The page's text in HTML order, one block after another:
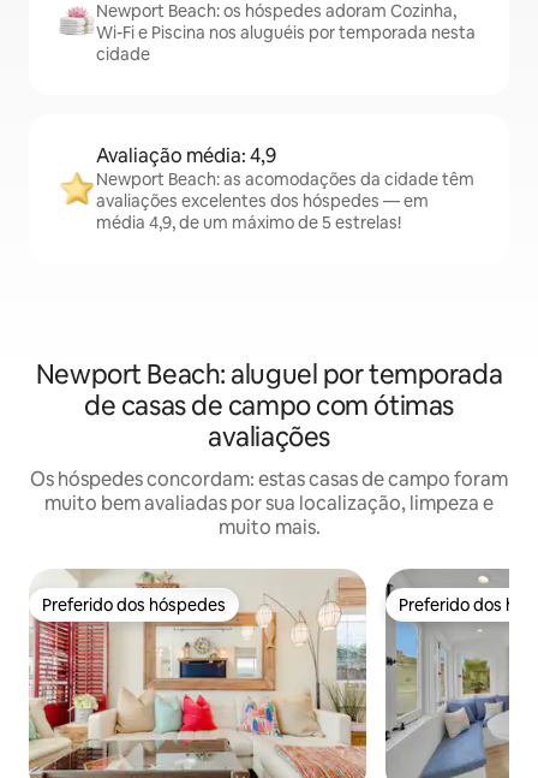
Newport Beach: os hóspedes adoram Cozinha,
Wi-Fi e Piscina nos aluguéis por temporada nesta
cidade
Avaliação média: 4,9
Newport Beach: as acomodações da cidade têm
avaliações excelentes dos hóspedes — em
média 4,9, de um máximo de 5 estrelas!
Newport Beach: aluguel por temporada
de casas de campo com ótimas
avaliações
Os hóspedes concordam: estas casas de campo foram
muito bem avaliadas por sua localização, limpeza e
muito mais.
Preferido dos hóspedes
Preferido dos hóspedes Preferido dos
Preferido dos